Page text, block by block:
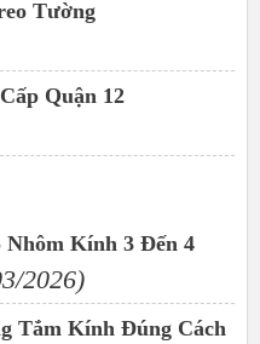
Tường
Quận 12
Kính 3 Đến 4
2026)
Tắm Kính Đúng Cách